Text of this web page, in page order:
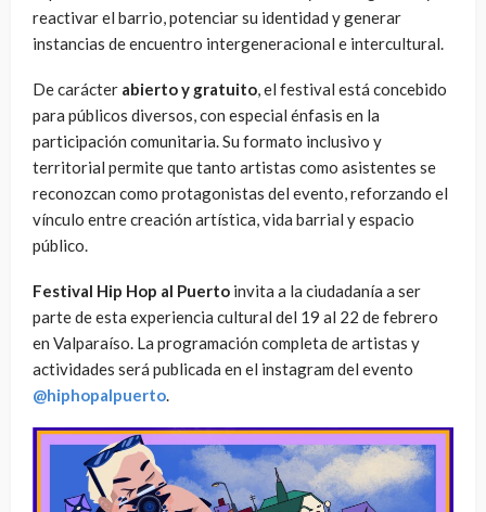
reactivar el barrio, potenciar su identidad y generar
instancias de encuentro intergeneracional e intercultural.
De carácter abierto y gratuito, el festival está concebido
para públicos diversos, con especial énfasis en la
participación comunitaria. Su formato inclusivo y
territorial permite que tanto artistas como asistentes se
reconozcan como protagonistas del evento, reforzando el
vínculo entre creación artística, vida barrial y espacio
público.
Festival Hip Hop al Puerto invita a la ciudadanía a ser
parte de esta experiencia cultural del 19 al 22 de febrero
en Valparaíso. La programación completa de artistas y
actividades será publicada en el instagram del evento
@hiphopalpuerto.